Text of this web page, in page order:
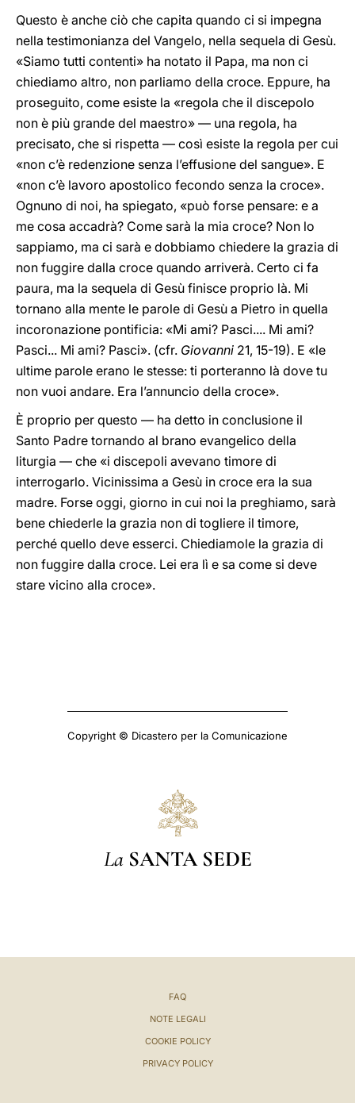
Questo è anche ciò che capita quando ci si impegna
nella testimonianza del Vangelo, nella sequela di Gesù.
«Siamo tutti contenti» ha notato il Papa, ma non ci
chiediamo altro, non parliamo della croce. Eppure, ha
proseguito, come esiste la «regola che il discepolo
non è più grande del maestro» — una regola, ha
precisato, che si rispetta — così esiste la regola per cui
«non c’è redenzione senza l’effusione del sangue». E
«non c’è lavoro apostolico fecondo senza la croce».
Ognuno di noi, ha spiegato, «può forse pensare: e a
me cosa accadrà? Come sarà la mia croce? Non lo
sappiamo, ma ci sarà e dobbiamo chiedere la grazia di
non fuggire dalla croce quando arriverà. Certo ci fa
paura, ma la sequela di Gesù finisce proprio là. Mi
tornano alla mente le parole di Gesù a Pietro in quella
incoronazione pontificia: «Mi ami? Pasci.... Mi ami?
Pasci... Mi ami? Pasci». (cfr. Giovanni 21, 15-19). E «le
ultime parole erano le stesse: ti porteranno là dove tu
non vuoi andare. Era l’annuncio della croce».
È proprio per questo — ha detto in conclusione il
Santo Padre tornando al brano evangelico della
liturgia — che «i discepoli avevano timore di
interrogarlo. Vicinissima a Gesù in croce era la sua
madre. Forse oggi, giorno in cui noi la preghiamo, sarà
bene chiederle la grazia non di togliere il timore,
perché quello deve esserci. Chiediamole la grazia di
non fuggire dalla croce. Lei era lì e sa come si deve
stare vicino alla croce».
Copyright © Dicastero per la Comunicazione
La SANTA SEDE
FAQ
NOTE LEGALI
COOKIE POLICY
PRIVACY POLICY